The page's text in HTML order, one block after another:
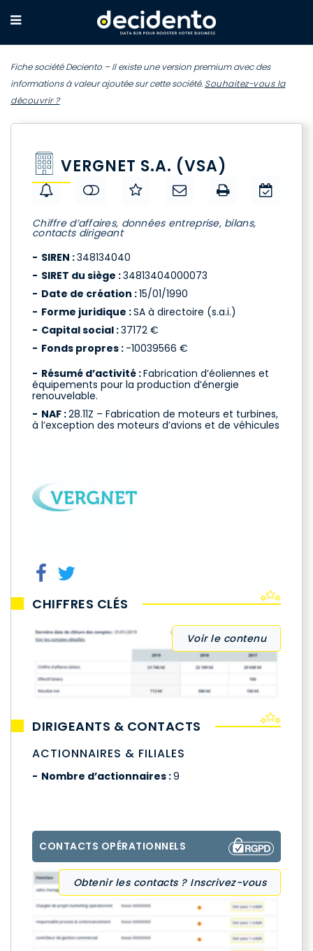
Fiche société Deciento – Il existe une version premium avec des
informations à valeur ajoutée sur cette société. Souhaitez-vous la
découvrir ?
VERGNET S.A. (VSA)
Chiffre d’affaires, données entreprise, bilans,
contacts dirigeant
SIREN :348134040
SIRET du siège :34813404000073
Date de création :15/01/1990
Forme juridique :SA à directoire (s.a.i.)
Capital social :37172 €
Fonds propres : -10039566 €
Résumé d’activité :Fabrication d’éoliennes et
équipements pour la production d’énergie
renouvelable.
NAF :28.11Z – Fabrication de moteurs et turbines,
à l’exception des moteurs d’avions et de véhicules
CHIFFRES CLÉS
Voir le contenu
DIRIGEANTS & CONTACTS
ACTIONNAIRES & FILIALES
Nombre d’actionnaires :9
CONTACTS OPÉRATIONNELS
Obtenir les contacts ? Inscrivez-vous